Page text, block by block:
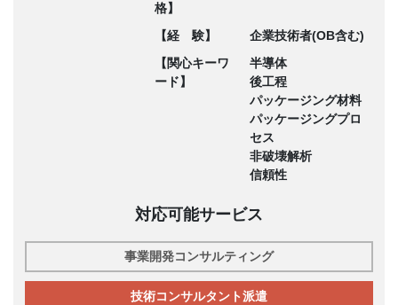
格】
【経 験】
企業技術者(OB含む)
【関心キーワ
ード】
半導体
後工程
パッケージング材料
パッケージングプロ
セス
非破壊解析
信頼性
対応可能サービス
事業開発コンサルティング
技術コンサルタント派遣